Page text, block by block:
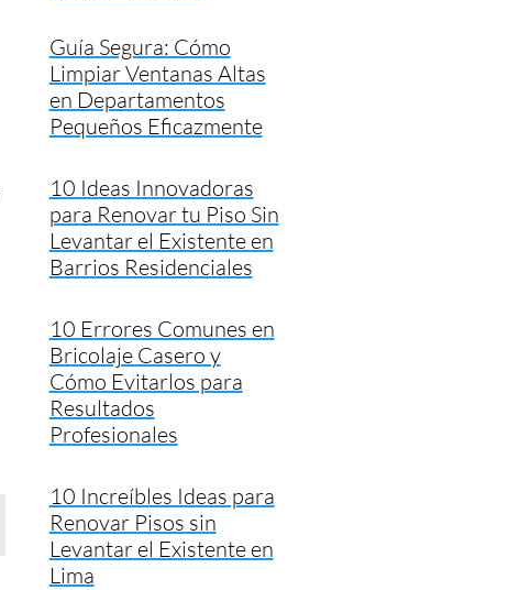
Guía Segura: Cómo
Limpiar Ventanas Altas
en Departamentos
Pequeños Eficazmente
10 Ideas Innovadoras
para Renovar tu Piso Sin
Levantar el Existente en
Barrios Residenciales
10 Errores Comunes en
Bricolaje Casero y
Cómo Evitarlos para
Resultados
Profesionales
10 Increíbles Ideas para
Renovar Pisos sin
Levantar el Existente en
Lima